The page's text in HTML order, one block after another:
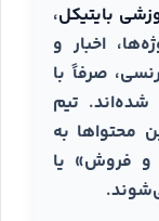
بایتیکل،
اخبار و
صرفاً با
شده‌اند. تیم
محتواها به
و فروش» یا